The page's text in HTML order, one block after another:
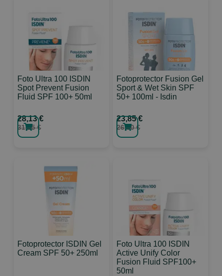
Foto Ultra 100 ISDIN
Spot Prevent Fusion
Fluid SPF 100+ 50ml
28,13 €
31,25 €
Fotoprotector Fusion Gel
Sport & Wet Skin SPF
50+ 100ml - Isdin
23,85 €
26,50 €
Fotoprotector ISDIN Gel
Cream SPF 50+ 250ml
Foto Ultra 100 ISDIN
Active Unify Color
Fusion Fluid SPF100+
50ml